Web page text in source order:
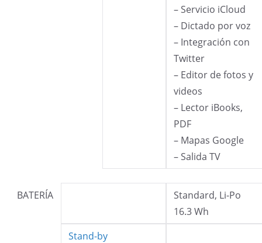
– Servicio iCloud
– Dictado por voz
– Integración con
Twitter
– Editor de fotos y
videos
– Lector iBooks,
PDF
– Mapas Google
– Salida TV
BATERÍA
Standard, Li-Po
16.3 Wh
Stand-by